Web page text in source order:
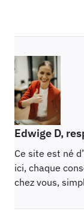
déco
Edwige D,
Ce site est né
ici, chaque
chez vous,